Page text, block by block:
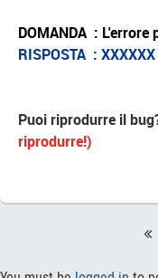
DOMANDA :
RISPOSTA : XXXXXX
Puoi riprodurre il
riprodurre!)